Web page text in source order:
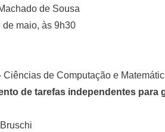
de Sousa
maio, às 9h30
de Computação e
de tarefas independentes para